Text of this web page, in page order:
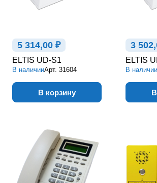
5 314,00 ₽
ELTIS UD-S1
В наличииАрт. 31604
В корзину
3
ELTIS
В наличии